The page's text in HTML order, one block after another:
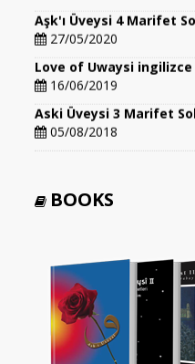
Aşk'ı Üveysi 4 Marifet
27/05/2020
Love of Uwaysi ingilizce
16/06/2019
Aski Üveysi 3 Marifet
05/08/2018
BOOKS